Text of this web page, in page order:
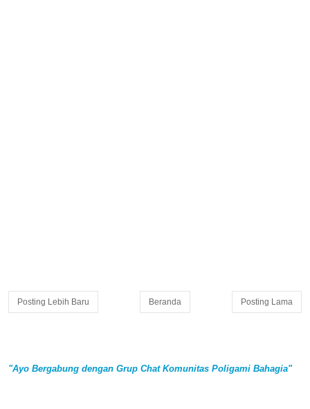
Posting Lebih Baru Posting Lama
Beranda
"Ayo Bergabung dengan Grup Chat Komunitas Poligami Bahagia"